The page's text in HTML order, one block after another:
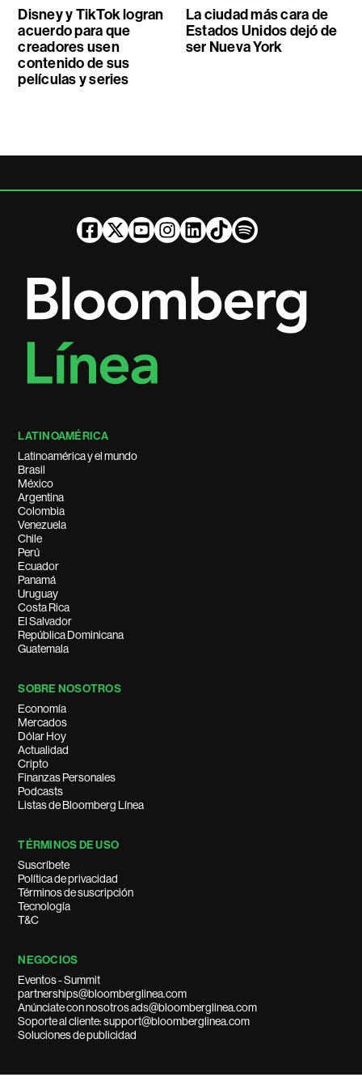
Disney y TikTok logran
acuerdo para que
creadores usen
contenido de sus
películas y series
La ciudad más cara de
Estados Unidos dejó de
ser Nueva York
LATINOAMÉRICA
Latinoamérica y el mundo
Brasil
México
Argentina
Colombia
Venezuela
Chile
Perú
Ecuador
Panamá
Uruguay
Costa Rica
El Salvador
República Dominicana
Guatemala
SOBRE NOSOTROS
Economía
Mercados
Dólar Hoy
Actualidad
Cripto
Finanzas Personales
Podcasts
Listas de Bloomberg Línea
TÉRMINOS DE USO
Suscríbete
Política de privacidad
Términos de suscripción
Tecnología
T&C
NEGOCIOS
Eventos - Summit
partnerships@bloomberglinea.com
Anúnciate con nosotros ads@bloomberglinea.com
Soporte al cliente: support@bloomberglinea.com
Soluciones de publicidad